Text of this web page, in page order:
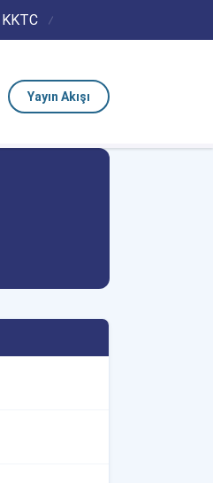
KKTC
Yayın Akışı